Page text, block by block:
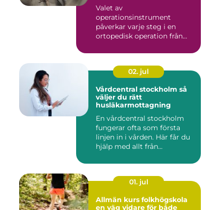
Valet av
operationsinstrument
påverkar varje steg i en
ortopedisk operation från
02. jul
Vårdcentral stockholm så
väljer du rätt
husläkarmottagning
En vårdcentral stockholm
fungerar ofta som första
linjen in i vården. Här får du
hjälp med allt från...
01. jul
Allmän kurs folkhögskola
en väg vidare för både